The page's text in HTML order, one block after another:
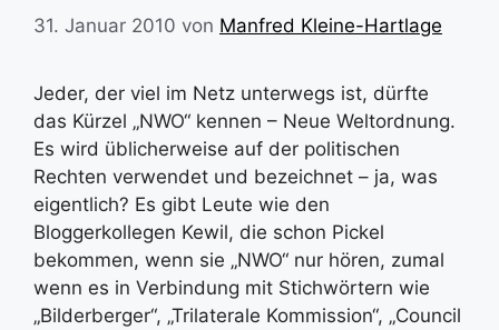
31. Januar 2010 von Manfred Kleine-Hartlage
Jeder, der viel im Netz unterwegs ist, dürfte
das Kürzel „NWO“ kennen – Neue Weltordnung.
Es wird üblicherweise auf der politischen
Rechten verwendet und bezeichnet – ja, was
eigentlich? Es gibt Leute wie den
Bloggerkollegen Kewil, die schon Pickel
bekommen, wenn sie „NWO“ nur hören, zumal
wenn es in Verbindung mit Stichwörtern wie
„Bilderberger“, „Trilaterale Kommission“, „Council